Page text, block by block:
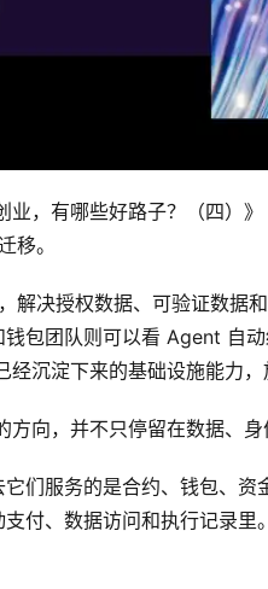
业，有哪些好路子？（四）
移。
解决授权数据、可验证数据
包团队则可以看 Agent 自
沉淀下来的基础设施能力
向，并不只停留在数据、
们服务的是合约、钱包、
付、数据访问和执行记录